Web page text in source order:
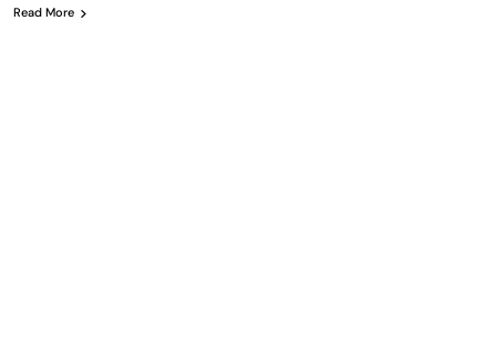
Read More